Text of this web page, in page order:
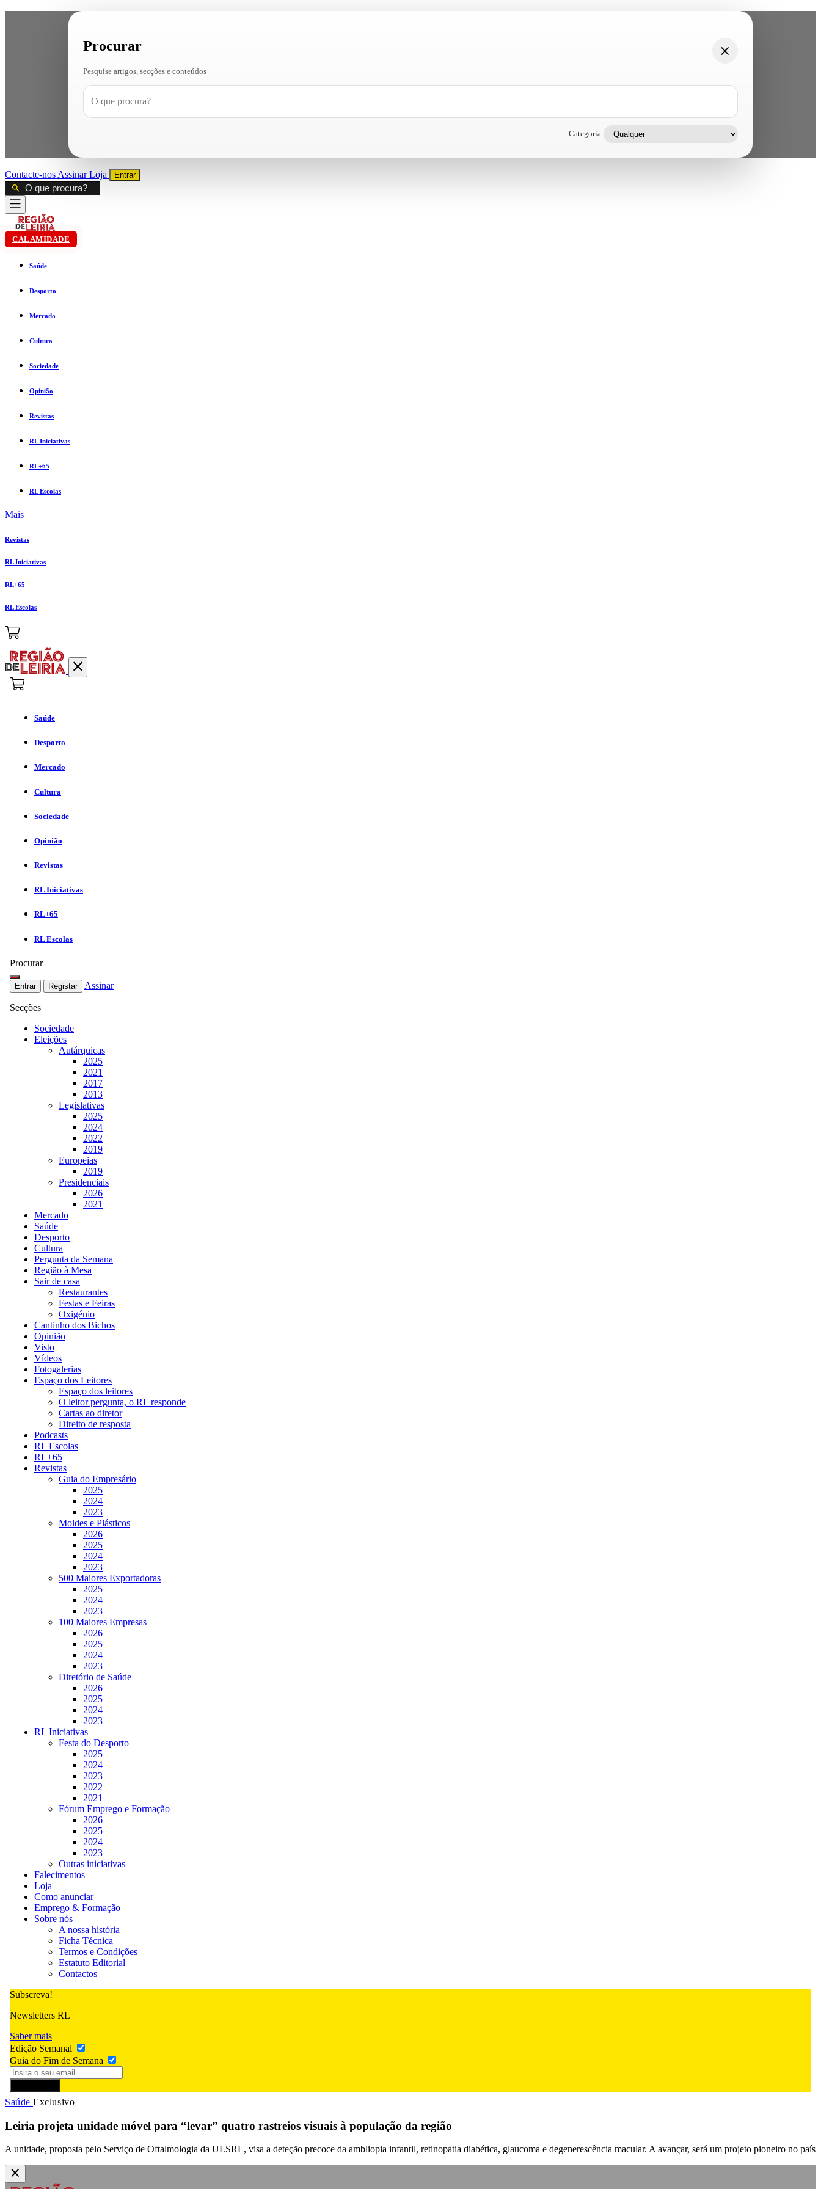
Procurar
Pesquise artigos, secções e conteúdos
Categoria:
Contacte-nos AssinarLoja Entrar
CALAMIDADE
Saúde
Desporto
Mercado
Cultura
Sociedade
Opinião
Revistas
RL Iniciativas
RL+65
RL Escolas
Mais
Revistas
RL Iniciativas
RL+65
RL Escolas
Saúde
Desporto
Mercado
Cultura
Sociedade
Opinião
Revistas
RL Iniciativas
RL+65
RL Escolas
Procurar
Entrar Registar Assinar
Secções
Sociedade
Eleições
Autárquicas
2025
2021
2017
2013
Legislativas
2025
2024
2022
2019
Europeias
2019
Presidenciais
2026
2021
Mercado
Saúde
Desporto
Cultura
Pergunta da Semana
Região à Mesa
Sair de casa
Restaurantes
Festas e Feiras
Oxigénio
Cantinho dos Bichos
Opinião
Visto
Vídeos
Fotogalerias
Espaço dos Leitores
Espaço dos leitores
O leitor pergunta, o RL responde
Cartas ao diretor
Direito de resposta
Podcasts
RL Escolas
RL+65
Revistas
Guia do Empresário
2025
2024
2023
Moldes e Plásticos
2026
2025
2024
2023
500 Maiores Exportadoras
2025
2024
2023
100 Maiores Empresas
2026
2025
2024
2023
Diretório de Saúde
2026
2025
2024
2023
RL Iniciativas
Festa do Desporto
2025
2024
2023
2022
2021
Fórum Emprego e Formação
2026
2025
2024
2023
Outras iniciativas
Falecimentos
Loja
Como anunciar
Emprego & Formação
Sobre nós
A nossa história
Ficha Técnica
Termos e Condições
Estatuto Editorial
Contactos
Subscreva!
Newsletters RL
Saber mais
Edição Semanal
Guia do Fim de Semana
Saúde Exclusivo
Leiria projeta unidade móvel para “levar” quatro rastreios visuais à população da região
A unidade, proposta pelo Serviço de Oftalmologia da ULSRL, visa a deteção precoce da ambliopia infantil, retinopatia diabética, glaucoma e degenerescência macular. A avançar, será um projeto pioneiro no país